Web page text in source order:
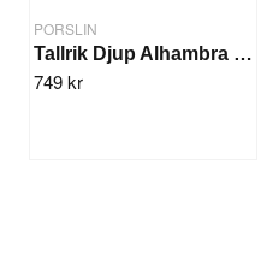
PORSLIN
Tallrik Djup Alhambra 27cm/6st
749 kr